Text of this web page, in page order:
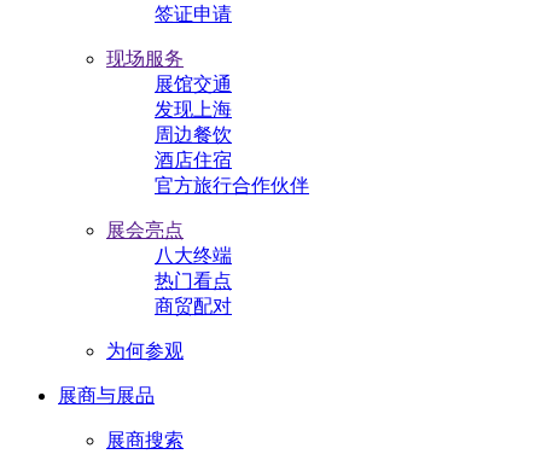
签证申请
现场服务
展馆交通
发现上海
周边餐饮
酒店住宿
官方旅行合作伙伴
展会亮点
八大终端
热门看点
商贸配对
为何参观
展商与展品
展商搜索